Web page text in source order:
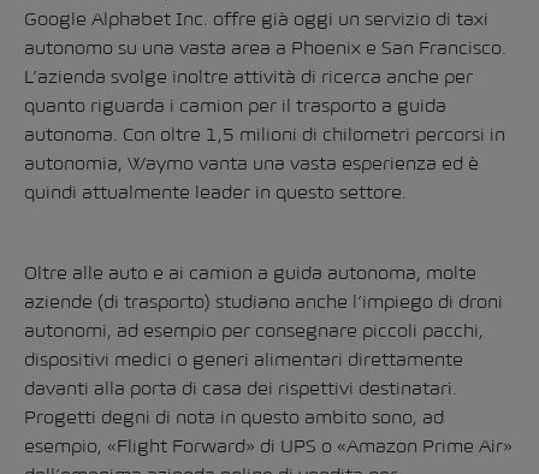
Google Alphabet Inc. offre già oggi un servizio di taxi
autonomo su una vasta area a Phoenix e San Francisco.
L’azienda svolge inoltre attività di ricerca anche per
quanto riguarda i camion per il trasporto a guida
autonoma. Con oltre 1,5 milioni di chilometri percorsi in
autonomia, Waymo vanta una vasta esperienza ed è
quindi attualmente leader in questo settore.
Oltre alle auto e ai camion a guida autonoma, molte
aziende (di trasporto) studiano anche l’impiego di droni
autonomi, ad esempio per consegnare piccoli pacchi,
dispositivi medici o generi alimentari direttamente
davanti alla porta di casa dei rispettivi destinatari.
Progetti degni di nota in questo ambito sono, ad
esempio, «Flight Forward» di UPS o «Amazon Prime Air»